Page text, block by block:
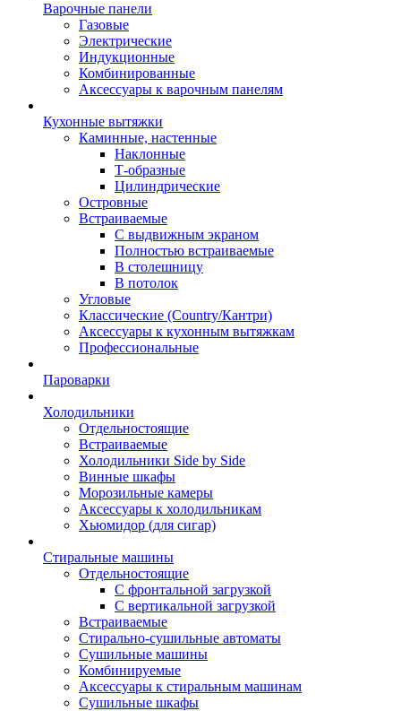
Варочные панели
Газовые
Электрические
Индукционные
Комбинированные
Аксессуары к варочным панелям
Кухонные вытяжки
Каминные, настенные
Наклонные
Т-образные
Цилиндрические
Островные
Встраиваемые
С выдвижным экраном
Полностью встраиваемые
В столешницу
В потолок
Угловые
Классические (Country/Кантри)
Аксессуары к кухонным вытяжкам
Профессиональные
Пароварки
Холодильники
Отдельностоящие
Встраиваемые
Холодильники Side by Side
Винные шкафы
Морозильные камеры
Аксессуары к холодильникам
Хьюмидор (для сигар)
Стиральные машины
Отдельностоящие
С фронтальной загрузкой
С вертикальной загрузкой
Встраиваемые
Стирально-сушильные автоматы
Сушильные машины
Комбинируемые
Аксессуары к стиральным машинам
Сушильные шкафы